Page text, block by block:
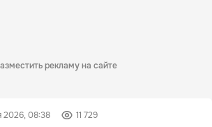
рекламу на сайте
2026, 08:38 11 729